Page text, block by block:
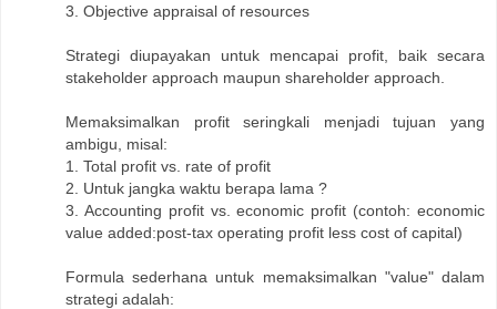
3. Objective appraisal of resources
Strategi diupayakan untuk mencapai profit, baik secara
stakeholder approach maupun shareholder approach.
Memaksimalkan profit seringkali menjadi tujuan yang
ambigu, misal:
1. Total profit vs. rate of profit
2. Untuk jangka waktu berapa lama ?
3. Accounting profit vs. economic profit (contoh: economic
value added:post-tax operating profit less cost of capital)
Formula sederhana untuk memaksimalkan "value" dalam
strategi adalah: